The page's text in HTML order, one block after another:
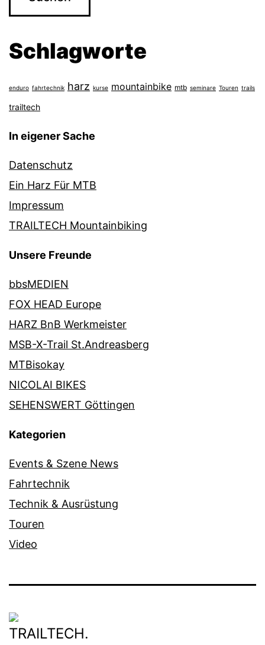
Schlagworte
enduro fahrtechnik harz kurse mountainbike mtb seminare Touren trails
trailtech
In eigener Sache
Datenschutz
Ein Harz Für MTB
Impressum
TRAILTECH Mountainbiking
Unsere Freunde
bbsMEDIEN
FOX HEAD Europe
HARZ BnB Werkmeister
MSB-X-Trail St.Andreasberg
MTBisokay
NICOLAI BIKES
SEHENSWERT Göttingen
Kategorien
Events & Szene News
Fahrtechnik
Technik & Ausrüstung
Touren
Video